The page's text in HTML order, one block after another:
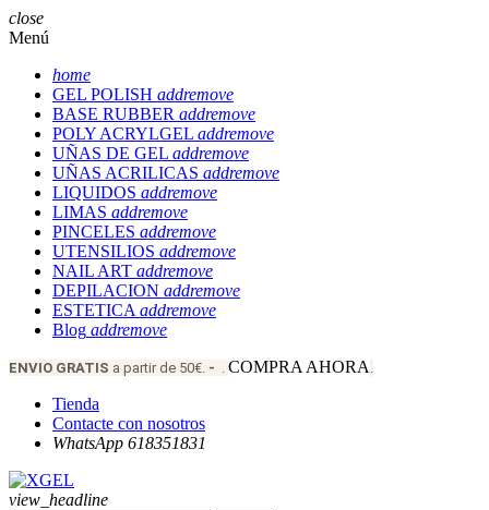
close
Menú
home
GEL POLISH addremove
BASE RUBBER addremove
POLY ACRYLGEL addremove
UÑAS DE GEL addremove
UÑAS ACRILICAS addremove
LIQUIDOS addremove
LIMAS addremove
PINCELES addremove
UTENSILIOS addremove
NAIL ART addremove
DEPILACION addremove
ESTETICA addremove
Blog addremove
ENVIO GRATIS a partir de 50€. - . COMPRA AHORA .
Tienda
Contacte con nosotros
WhatsApp 618351831
view_headline